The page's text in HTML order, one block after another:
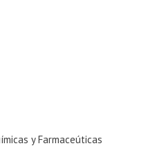
y Farmaceúticas